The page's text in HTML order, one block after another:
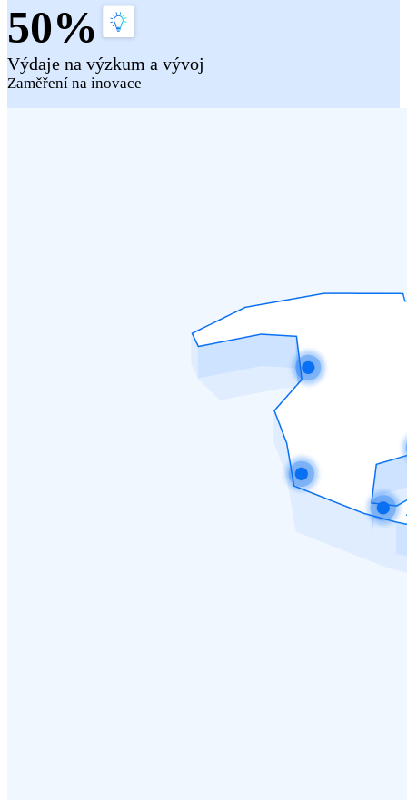
50%
Výdaje na výzkum a vývoj
Zaměření na inovace